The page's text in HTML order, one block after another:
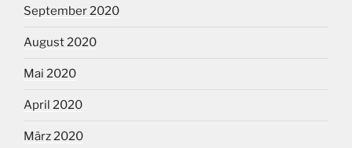
September 2020
August 2020
Mai 2020
April 2020
März 2020